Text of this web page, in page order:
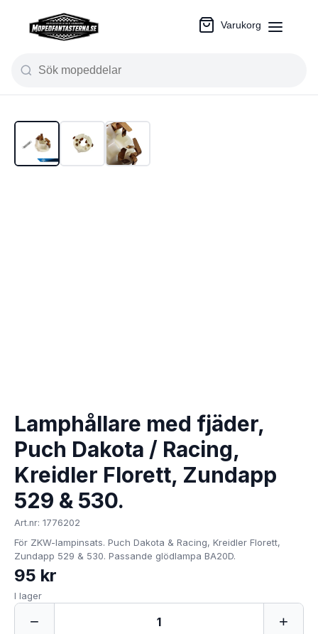
Varukorg
Lamphållare med fjäder,
Puch Dakota / Racing,
Kreidler Florett, Zundapp
529 & 530.
Art.nr: 1776202
För ZKW-lampinsats. Puch Dakota & Racing, Kreidler Florett,
Zundapp 529 & 530. Passande glödlampa BA20D.
95 kr
I lager
− 1 +